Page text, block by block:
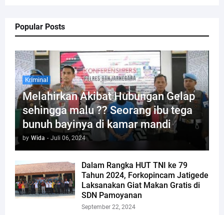
Popular Posts
Kriminal
Melahirkan Akibat Hubungan Gelap
sehingga malu ?? Seorang ibu tega
bunuh bayinya di kamar mandi
by Wida - Juli 06, 2024
Dalam Rangka HUT TNI ke 79
Tahun 2024, Forkopincam Jatigede
Laksanakan Giat Makan Gratis di
SDN Pamoyanan
September 22, 2024